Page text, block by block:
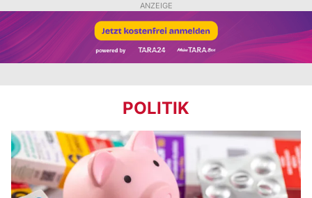
ANZEIGE
POLITIK